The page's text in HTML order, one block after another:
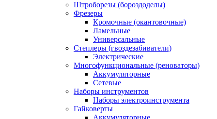
Штроборезы (бороздоделы)
Фрезеры
Кромочные (окантовочные)
Ламельные
Универсальные
Степлеры (гвоздезабиватели)
Электрические
Многофункциональные (реноваторы)
Аккумуляторные
Сетевые
Наборы инструментов
Наборы электроинструмента
Гайковерты
Аккумуляторные